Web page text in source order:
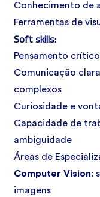
Conhecimento de
Ferramentas de
Soft skills:
Pensamento
Comunicação
complexos
Curiosidade e
Capacidade de
ambiguidade
Áreas de
Computer Vision:
imagens